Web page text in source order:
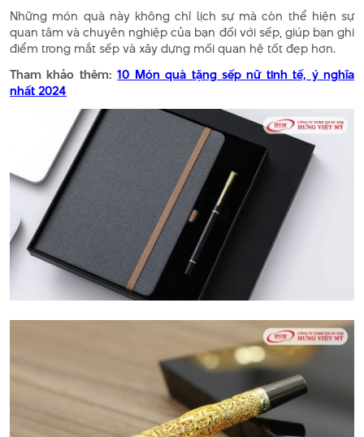
Những món quà này không chỉ lịch sự mà còn thể hiện sự
quan tâm và chuyên nghiệp của bạn đối với sếp, giúp bạn ghi
điểm trong mắt sếp và xây dựng mối quan hệ tốt đẹp hơn.
Tham khảo thêm:10 Món quà tặng sếp nữ tinh tế, ý nghĩa
nhất 2024